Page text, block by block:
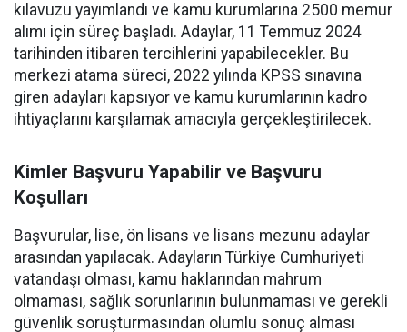
kılavuzu yayımlandı ve kamu kurumlarına 2500 memur
alımı için süreç başladı. Adaylar, 11 Temmuz 2024
tarihinden itibaren tercihlerini yapabilecekler. Bu
merkezi atama süreci, 2022 yılında KPSS sınavına
giren adayları kapsıyor ve kamu kurumlarının kadro
ihtiyaçlarını karşılamak amacıyla gerçekleştirilecek.
Kimler Başvuru Yapabilir ve Başvuru
Koşulları
Başvurular, lise, ön lisans ve lisans mezunu adaylar
arasından yapılacak. Adayların Türkiye Cumhuriyeti
vatandaşı olması, kamu haklarından mahrum
olmaması, sağlık sorunlarının bulunmaması ve gerekli
güvenlik soruşturmasından olumlu sonuç alması